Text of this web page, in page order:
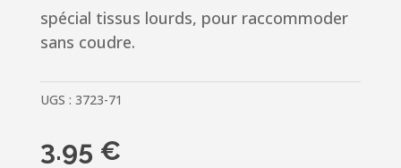
spécial tissus lourds, pour raccommoder
sans coudre.
UGS : 3723-71
3.95 €